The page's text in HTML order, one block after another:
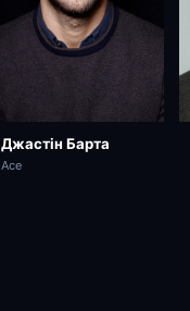
Джастін Барта
Ace